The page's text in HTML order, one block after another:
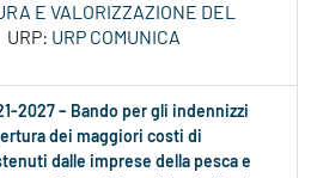
E VALORIZZAZIONE DEL
URP: URP COMUNICA
2027 – Bando per gli indennizzi
dei maggiori costi di
dalle imprese della pesca e